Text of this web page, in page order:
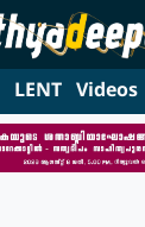
LENT Videos